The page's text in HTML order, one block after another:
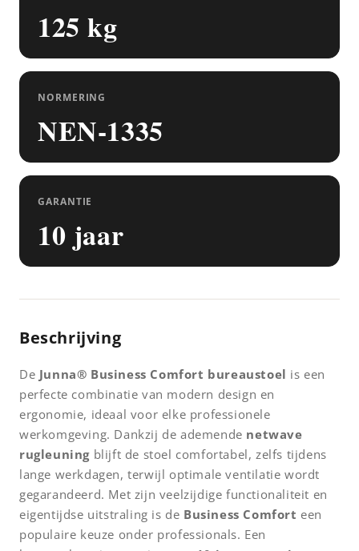
125 kg
NORMERING
NEN-1335
GARANTIE
10 jaar
Beschrijving
De Junna® Business Comfort bureaustoel is een
perfecte combinatie van modern design en
ergonomie, ideaal voor elke professionele
werkomgeving. Dankzij de ademende netwave
rugleuning blijft de stoel comfortabel, zelfs tijdens
lange werkdagen, terwijl optimale ventilatie wordt
gegarandeerd. Met zijn veelzijdige functionaliteit en
eigentijdse uitstraling is de Business Comfort een
populaire keuze onder professionals. Een